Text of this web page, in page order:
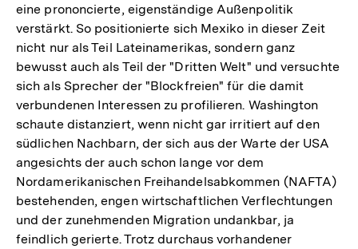
eine prononcierte, eigenständige Außenpolitik
verstärkt. So positionierte sich Mexiko in dieser Zeit
nicht nur als Teil Lateinamerikas, sondern ganz
bewusst auch als Teil der "Dritten Welt" und versuchte
sich als Sprecher der "Blockfreien" für die damit
verbundenen Interessen zu profilieren. Washington
schaute distanziert, wenn nicht gar irritiert auf den
südlichen Nachbarn, der sich aus der Warte der USA
angesichts der auch schon lange vor dem
Nordamerikanischen Freihandelsabkommen (NAFTA)
bestehenden, engen wirtschaftlichen Verflechtungen
und der zunehmenden Migration undankbar, ja
feindlich gerierte. Trotz durchaus vorhandener